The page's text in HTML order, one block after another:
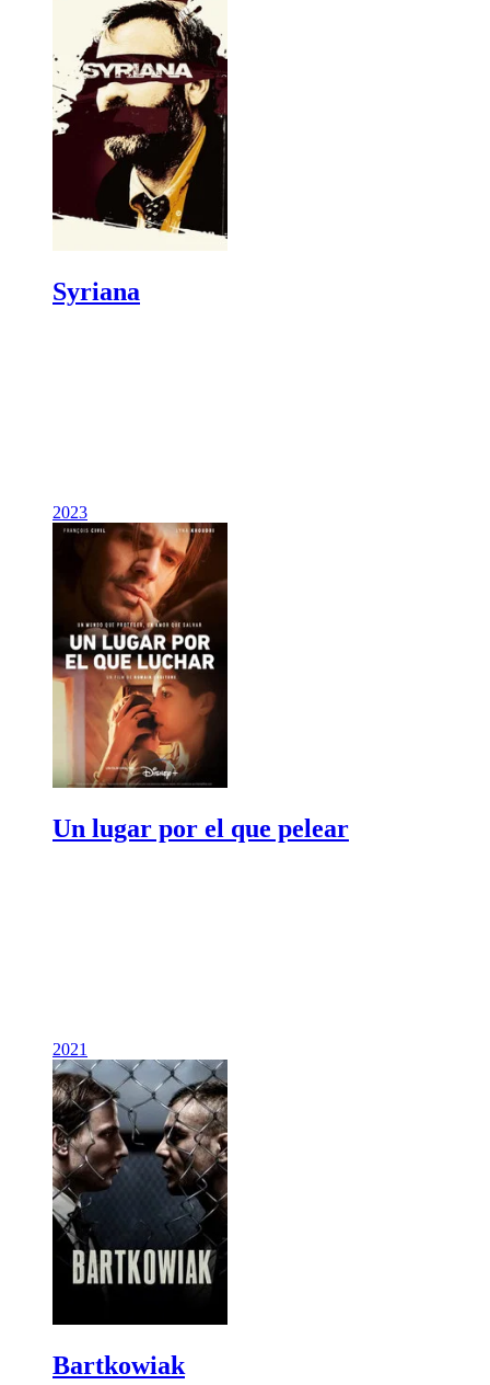
Syriana
2023
Un lugar por el que pelear
2021
Bartkowiak